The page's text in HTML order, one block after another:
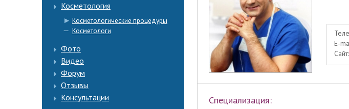
Косметология
Косметологические процедуры
Косметологи
Фото
Видео
Форум
Отзывы
Консультации
E-
Сайт:
Специализация: